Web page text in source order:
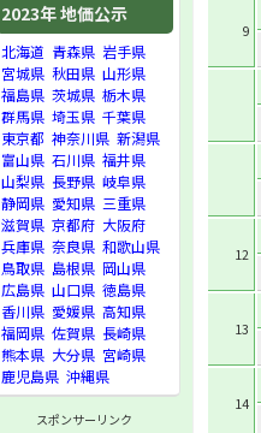
2023年 地価公示
北海道 青森県 岩手県
宮城県 秋田県 山形県
福島県 茨城県 栃木県
群馬県 埼玉県 千葉県
東京都 神奈川県 新潟県
富山県 石川県 福井県
山梨県 長野県 岐阜県
静岡県 愛知県 三重県
滋賀県 京都府 大阪府
兵庫県 奈良県 和歌山県
鳥取県 島根県 岡山県
広島県 山口県 徳島県
香川県 愛媛県 高知県
福岡県 佐賀県 長崎県
熊本県 大分県 宮崎県
鹿児島県 沖縄県
スポンサーリンク
9
12
13
14